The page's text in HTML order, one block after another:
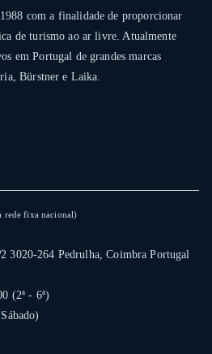
com a finalidade de proporcionar
de turismo ao ar livre. Atualmente
em Portugal de grandes marcas
Bürstner e Laika.
rede fixa nacional)
3020-264 Pedrulha, Coimbra Portugal
(2ª - 6ª)